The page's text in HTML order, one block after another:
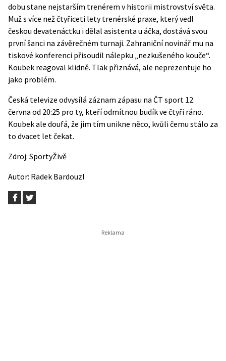
dobu stane nejstarším trenérem v historii mistrovství světa.
Muž s více než čtyřiceti lety trenérské praxe, který vedl
českou devatenáctku i dělal asistenta u áčka, dostává svou
první šanci na závěrečném turnaji. Zahraniční novinář mu na
tiskové konferenci přisoudil nálepku „nezkušeného kouče“.
Koubek reagoval klidně. Tlak přiznává, ale neprezentuje ho
jako problém.
Česká televize odvysílá záznam zápasu na ČT sport 12.
června od 20:25 pro ty, kteří odmítnou budík ve čtyři ráno.
Koubek ale doufá, že jim tím unikne něco, kvůli čemu stálo za
to dvacet let čekat.
Zdroj: SportyŽivě
Autor: Radek Bardouzl